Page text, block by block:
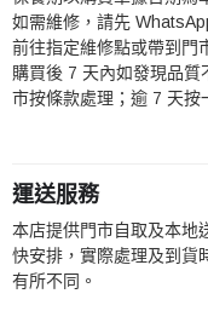
如需維修，請先
前往指定維修點或帶到門
購買後 7 天內如發現品質
市按條款處理；逾 7 天按
運送服務
本店提供門市自取及本地
快安排，實際處理及到貨
有所不同。